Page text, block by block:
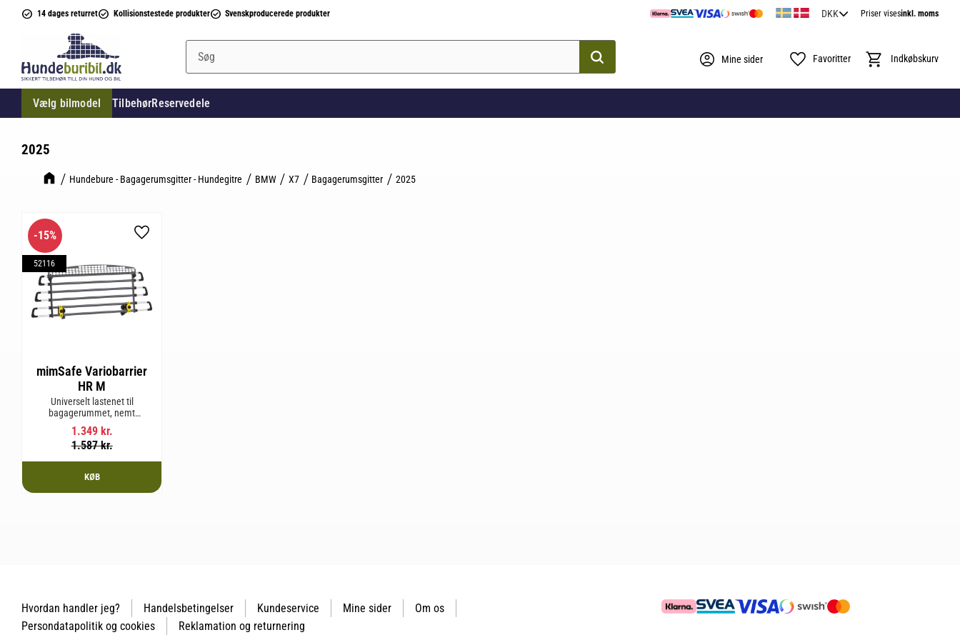
14 dages returret Kollisionstestede produkter Svenskproducerede produkter Priser visesinkl. moms
Vælg bilmodel TilbehørReservedele
Mine sider Favoritter Indkøbskurv
2025
Hundebure - Bagagerumsgitter - Hundegitre BMW X7 Bagagerumsgitter 2025
mimSafe Variobarrier
HR M
Universelt lastenet til
bagagerummet, nemt
justerbart, så det passer til din
bils form for en sikker og tryg
rejse med kæledyr eller last.
1.349kr.
1.587kr.
15%
52116
Gem som favorit
KØB
Hvordan handler jeg? Handelsbetingelser Kundeservice Mine sider
Om os
Persondatapolitik og cookies
Reklamation og returnering